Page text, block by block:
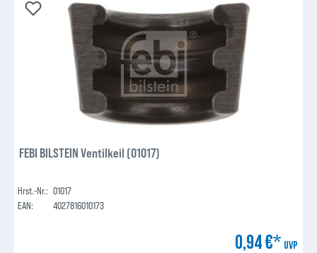
FEBI BILSTEIN Ventilkeil (01017)
Hrst.-Nr.: 01017
EAN:
4027816010173
0,94 €* UVP